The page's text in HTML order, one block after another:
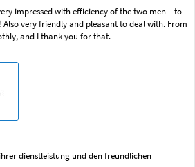
impressed with efficiency of the two men – to
very friendly and pleasant to deal with. From
and I thank you for that.
dienstleistung und den freundlichen